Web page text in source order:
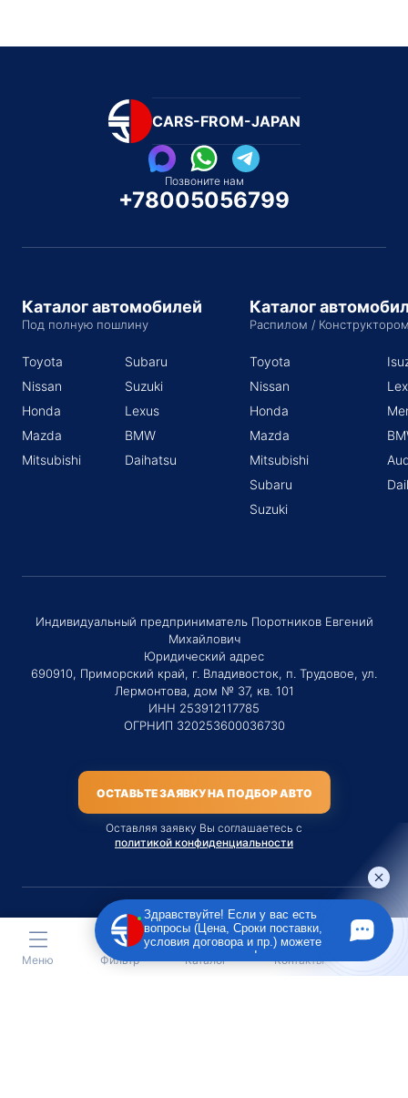
CARS-FROM-JAPAN
Позвоните нам
+78005056799
Каталог автомобилей
Под полную пошлину
Toyota
Nissan
Honda
Mazda
Mitsubishi
Subaru
Suzuki
Lexus
BMW
Daihatsu
Каталог
Распилом /
Toyota
Nissan
Honda
Mazda
Mitsubishi
Subaru
Suzuki
Индивидуальный предприниматель Поротников Евгений
Михайлович
Юридический адрес
690910, Приморский край, г. Владивосток, п. Трудовое, ул.
Лермонтова, дом № 37, кв. 101
ИНН 253912117785
ОГРНИП 320253600036730
ОСТАВЬТЕ ЗАЯВКУ НА ПОДБОР АВТО
Оставляя заявку Вы соглашаетесь с
политикой конфиденциальности
Материалы данного сайта являются публичной офертой
только на услугу сопровождения Агентом приобретения
транспортного средства Клиентом.
Меню Фильтр Каталог Контакты
Здравствуйте! Если у вас есть
вопросы (Цена, Сроки поставки,
условия договора и пр.) можете
задать их мне в чат!